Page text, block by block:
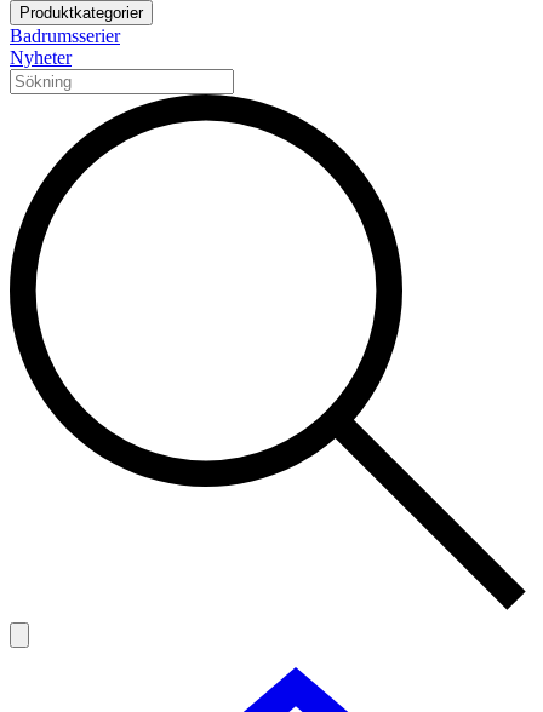
Produktkategorier
Badrumsserier
Nyheter